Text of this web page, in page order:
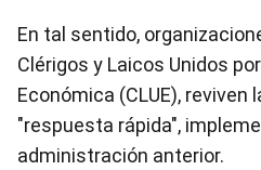
En tal sentido,
Clérigos y Laicos Unidos
Económica (CLUE), reviven
"respuesta rápida",
administración anterior.